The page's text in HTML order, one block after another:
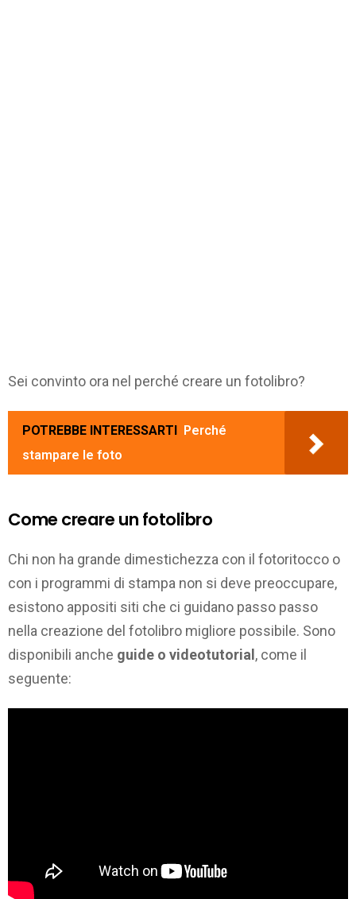
Sei convinto ora nel perché creare un fotolibro?
POTREBBE INTERESSARTI Perché
stampare le foto
Come creare un fotolibro
Chi non ha grande dimestichezza con il fotoritocco o
con i programmi di stampa non si deve preoccupare,
esistono appositi siti che ci guidano passo passo
nella creazione del fotolibro migliore possibile. Sono
disponibili anche guide o videotutorial, come il
seguente: